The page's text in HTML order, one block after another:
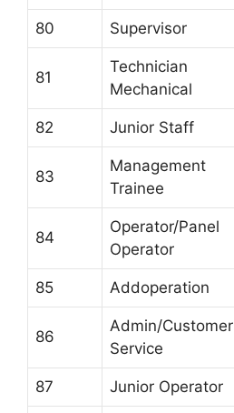
80 Supervisor
81
Technician
Mechanical
82 Junior Staff
83
Management
Trainee
84
Operator/Panel
Operator
85 Addoperation
86
Admin/Customer
Service
87 Junior Operator